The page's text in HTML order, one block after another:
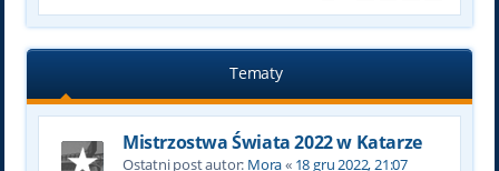
Tematy
Mistrzostwa Świata 2022 w Katarze
Ostatni post autor: Mora« 18 gru 2022, 21:07